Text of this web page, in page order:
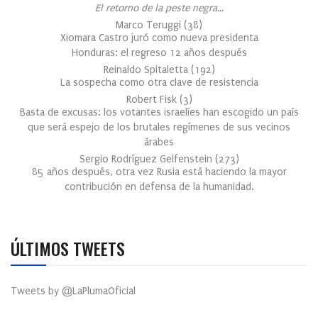
El retorno de la peste negra…
Marco Teruggi (38)
Xiomara Castro juró como nueva presidenta
Honduras: el regreso 12 años después
Reinaldo Spitaletta (192)
La sospecha como otra clave de resistencia
Robert Fisk (3)
Basta de excusas: los votantes israelíes han escogido un país
que será espejo de los brutales regímenes de sus vecinos
árabes
Sergio Rodríguez Gelfenstein (273)
85 años después, otra vez Rusia está haciendo la mayor
contribución en defensa de la humanidad.
ÚLTIMOS TWEETS
Tweets by @LaPlumaOficial